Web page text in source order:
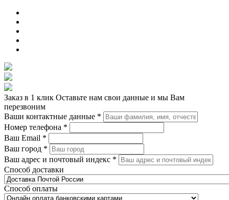
Заказ в 1 клик Оставьте нам свои данные и мы Вам
перезвоним
Ваши контактные данные *
Номер телефона *
Ваш Email *
Ваш город *
Ваш адрес и почтовый индекс *
Способ доставки
Способ оплаты